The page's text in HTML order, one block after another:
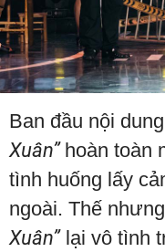
Ban đầu nội
Xuân” hoàn toàn
tình huống lấy
ngoài. Thế
Xuân”lại vô tình